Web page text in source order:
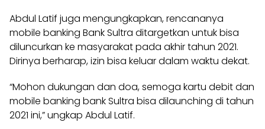
Abdul Latif juga mengungkapkan, rencananya
mobile banking Bank Sultra ditargetkan untuk bisa
diluncurkan ke masyarakat pada akhir tahun 2021.
Dirinya berharap, izin bisa keluar dalam waktu dekat.
“Mohon dukungan dan doa, semoga kartu debit dan
mobile banking bank Sultra bisa dilaunching di tahun
2021 ini,” ungkap Abdul Latif.